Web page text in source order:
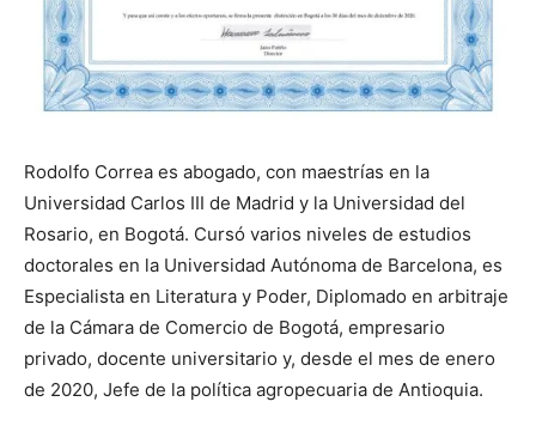
Rodolfo Correa es abogado, con maestrías en la
Universidad Carlos III de Madrid y la Universidad del
Rosario, en Bogotá. Cursó varios niveles de estudios
doctorales en la Universidad Autónoma de Barcelona, es
Especialista en Literatura y Poder, Diplomado en arbitraje
de la Cámara de Comercio de Bogotá, empresario
privado, docente universitario y, desde el mes de enero
de 2020, Jefe de la política agropecuaria de Antioquia.